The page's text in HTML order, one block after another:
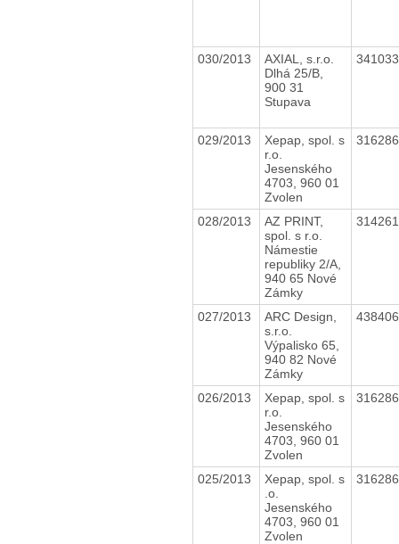
030/2013
AXIAL, s.r.o.
Dlhá 25/B,
900 31
Stupava
029/2013
Xepap, spol. s
r.o.
Jesenského
4703, 960 01
Zvolen
028/2013
AZ PRINT,
spol. s r.o.
Námestie
republiky 2/A,
940 65 Nové
Zámky
027/2013
ARC Design,
s.r.o.
Výpalisko 65,
940 82 Nové
Zámky
026/2013
Xepap, spol. s
r.o.
Jesenského
4703, 960 01
Zvolen
025/2013
Xepap, spol. s
.o.
Jesenského
4703, 960 01
Zvolen